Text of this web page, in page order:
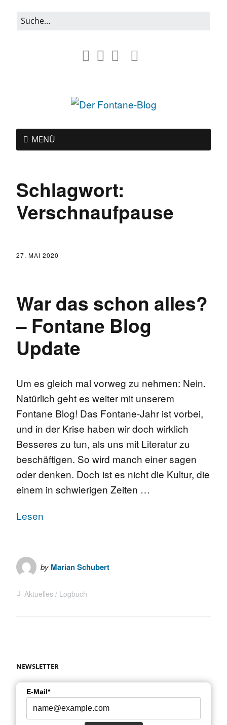
MENÜ
Schlagwort:
Verschnaufpause
27. MAI 2020
War das schon alles?
– Fontane Blog
Update
Um es gleich mal vorweg zu nehmen: Nein.
Natürlich geht es weiter mit unserem
Fontane Blog! Das Fontane-Jahr ist vorbei,
und in der Krise haben wir doch wirklich
Besseres zu tun, als uns mit Literatur zu
beschäftigen. So wird manch einer sagen
oder denken. Doch ist es nicht die Kultur, die
einem in schwierigen Zeiten …
Lesen
by Marian Schubert
Aktuelles Logbuch
NEWSLETTER
E-Mail*